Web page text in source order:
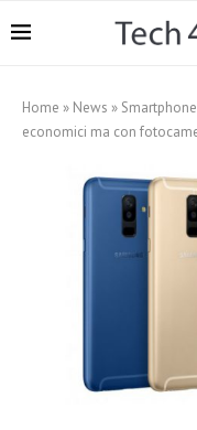
Home » News » Smartphone
economici ma con